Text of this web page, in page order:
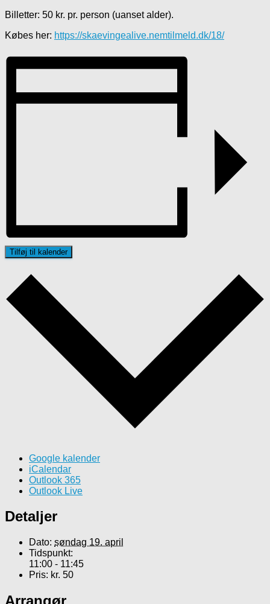
Billetter: 50 kr. pr. person (uanset alder).
Købes her: https://skaevingealive.nemtilmeld.dk/18/
Tilføj til kalender
Google kalender
iCalendar
Outlook 365
Outlook Live
Detaljer
Dato: søndag 19. april
Tidspunkt:
11:00 - 11:45
Pris: kr. 50